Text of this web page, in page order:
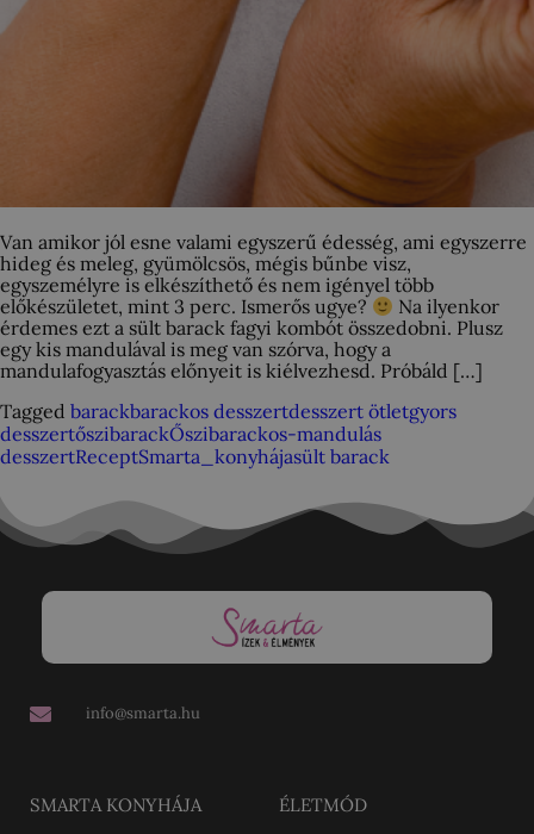
Van amikor jól esne valami egyszerű édesség, ami egyszerre
hideg és meleg, gyümölcsös, mégis bűnbe visz,
egyszemélyre is elkészíthető és nem igényel több
előkészületet, mint 3 perc. Ismerős ugye?
Na ilyenkor
érdemes ezt a sült barack fagyi kombót összedobni. Plusz
egy kis mandulával is meg van szórva, hogy a
mandulafogyasztás előnyeit is kiélvezhesd. Próbáld […]
Tagged barackbarackos desszertdesszert ötletgyors
desszertőszibarackŐszibarackos-mandulás
desszertReceptSmarta_konyhájasült barack
info@smarta.hu
SMARTA KONYHÁJA ÉLETMÓD